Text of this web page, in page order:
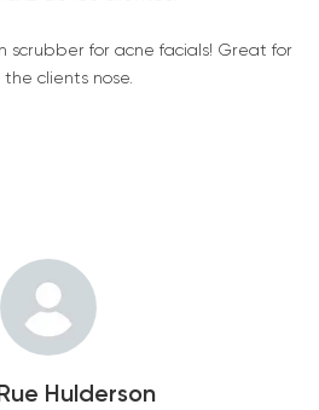
scrubber for acne facials! Great for
clients nose.
Hulderson